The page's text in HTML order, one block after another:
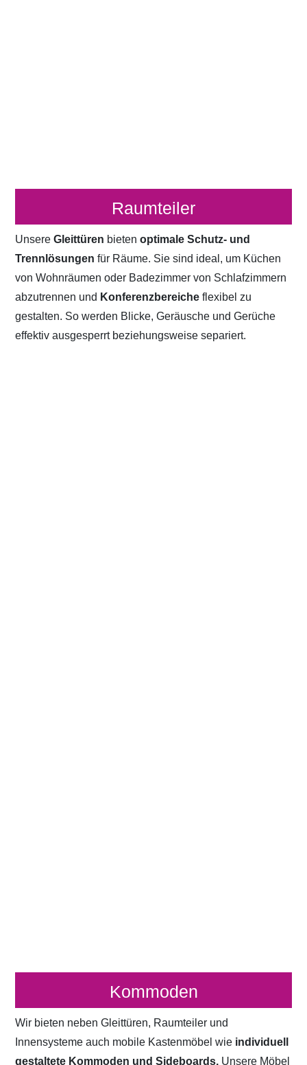
Raumteiler
UnsereGleittüren bietenoptimale Schutz- und
Trennlösungen für Räume. Sie sind ideal, um Küchen
von Wohnräumen oder Badezimmer von Schlafzimmern
abzutrennen und Konferenzbereicheflexibel zu
gestalten. So werden Blicke, Geräusche und Gerüche
effektiv ausgesperrt beziehungsweise separiert.
Kommoden
Wir bieten neben Gleittüren, Raumteiler und
Innensysteme auch mobile Kastenmöbel wie individuell
gestaltete Kommoden und Sideboards. Unsere Möbel